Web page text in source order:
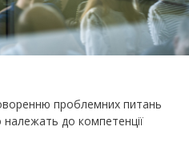
проблемних питань
до компетенції